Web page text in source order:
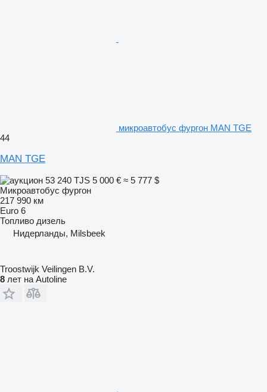
микроавтобус фургон MAN TGE
44
MAN TGE
53 240 TJS 5 000 € ≈ 5 777 $
Микроавтобус фургон
217 990 км
Euro 6
Топливо дизель
Нидерланды, Milsbeek
Troostwijk Veilingen B.V.
8 лет на Autoline